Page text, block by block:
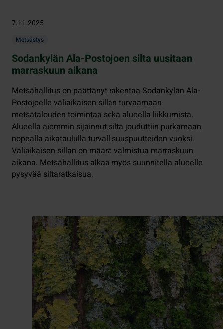
7.11.2025
Metsästys
Sodankylän Ala-Postojoen silta uusitaan
marraskuun aikana
Metsähallitus on päättänyt rakentaa Sodankylän Ala-
Postojoelle väliaikaisen sillan turvaamaan
metsätalouden toimintaa sekä alueella liikkumista.
Alueella aiemmin sijainnut silta jouduttiin purkamaan
nopealla aikataululla turvallisuuspuutteiden vuoksi.
Väliaikaisen sillan on määrä valmistua marraskuun
aikana. Metsähallitus alkaa myös suunnitella alueelle
pysyvää siltaratkaisua.